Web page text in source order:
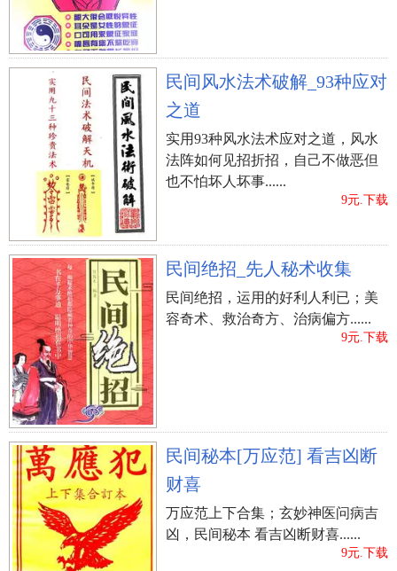
民间风水法术破解_93种应对
之道
实用93种风水法术应对之道，风水
法阵如何见招折招，自己不做恶但
也不怕坏人坏事......
9元.下载
民间绝招_先人秘术收集
民间绝招，运用的好利人利已；美
容奇术、救治奇方、治病偏方......
9元.下载
民间秘本[万应范] 看吉凶断
财喜
万应范上下合集；玄妙神医问病吉
凶，民间秘本 看吉凶断财喜......
9元.下载